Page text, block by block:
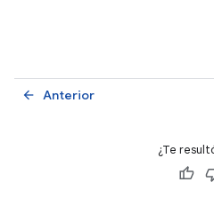
Anterior
arrow_back
¿Te